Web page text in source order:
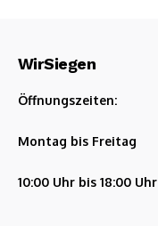
WirSiegen
Öffnungszeiten:
Montag bis Freitag
10:00 Uhr bis 18:00 Uhr